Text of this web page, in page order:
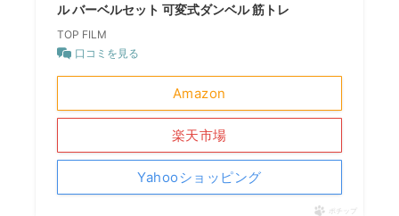
ル バーベルセット 可変式ダンベル 筋トレ
TOP FILM
口コミを見る
Amazon
楽天市場
Yahooショッピング
ポチップ